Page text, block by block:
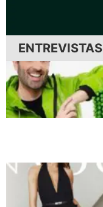
ENTREVISTAS